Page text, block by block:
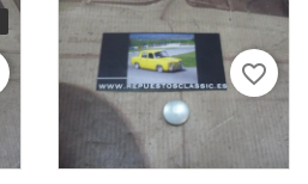
favorite_border